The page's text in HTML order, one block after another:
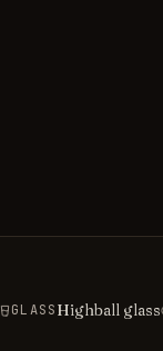
GLASSHighball glass